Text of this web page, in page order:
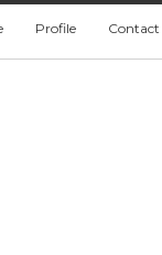
Profile Contact